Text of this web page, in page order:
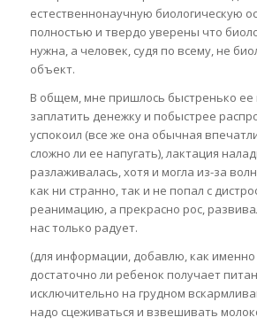
естественнонаучную биологическую
полностью и твердо уверены что
нужна, а человек, судя по всему, не
объект.
В общем, мне пришлось быстренько ее
заплатить денежку и побыстрее
успокоил (все же она обычная
сложно ли ее напугать), лактация
разлаживалась, хотя и могла из-за
как ни странно, так и не попал с
реанимацию, а прекрасно рос,
нас только радует.
(для информации, добавлю, как именно
достаточно ли ребенок получает
исключительно на грудном
надо сцеживаться и взвешивать